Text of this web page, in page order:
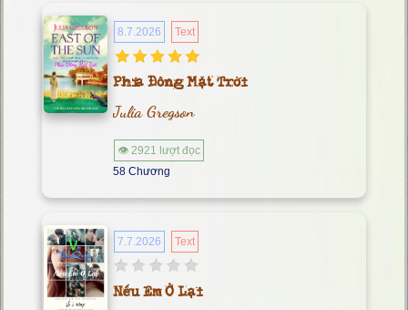
8.7.2026 Text
Phía Đông Mặt Trời
Julia Gregson
👁 2921 lượt đọc
58 Chương
7.7.2026 Text
Nếu Em Ở Lại